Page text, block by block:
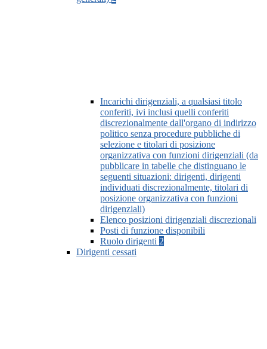
Incarichi dirigenziali, a qualsiasi titolo
conferiti, ivi inclusi quelli conferiti
discrezionalmente dall'organo di indirizzo
politico senza procedure pubbliche di
selezione e titolari di posizione
organizzativa con funzioni dirigenziali (da
pubblicare in tabelle che distinguano le
seguenti situazioni: dirigenti, dirigenti
individuati discrezionalmente, titolari di
posizione organizzativa con funzioni
dirigenziali)
Elenco posizioni dirigenziali discrezionali
Posti di funzione disponibili
Ruolo dirigenti 2
Dirigenti cessati